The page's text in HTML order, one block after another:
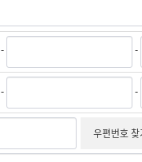
- -
- -
우편번호 찾